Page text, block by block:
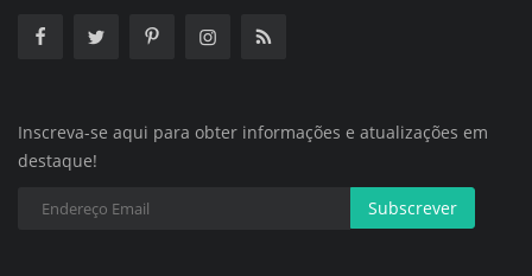
Inscreva-se aqui para obter informações e atualizações em
destaque!
Subscrever